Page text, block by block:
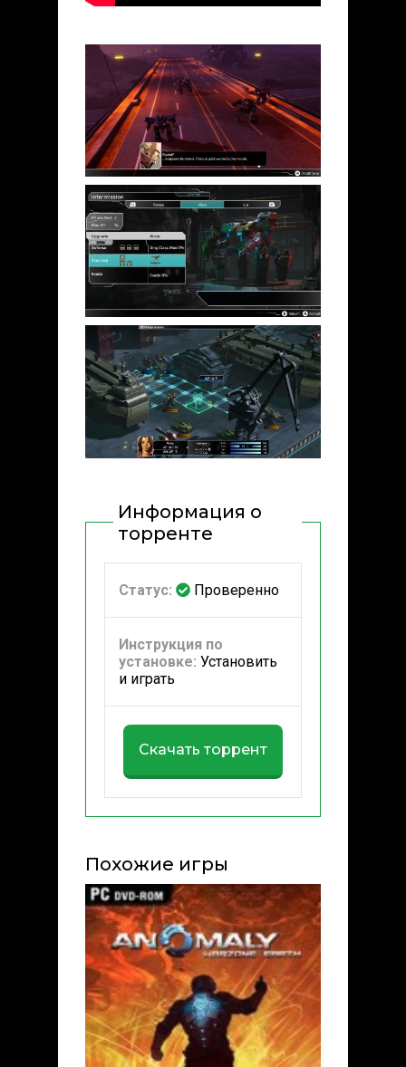
Информация о
торренте
Статус: Проверенно
Инструкция по
установке: Установить
и играть
Скачать торрент
Похожие игры